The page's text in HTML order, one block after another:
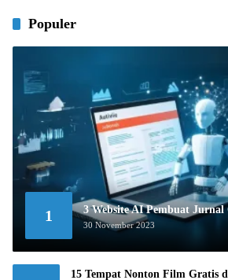
Populer
1 3 Website AI Pembuat
30 November 2023
15 Tempat Nonton Film Gratis